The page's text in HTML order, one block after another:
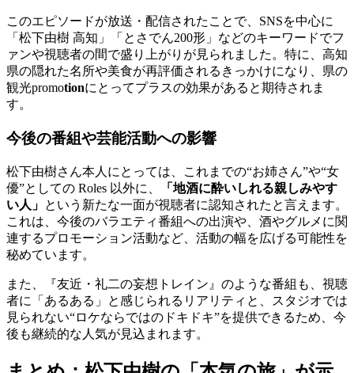
このエピソードが放送・配信されたことで、SNSを中心に
「松下由樹 高知」「とさでん200形」などのキーワードでフ
ァンや視聴者の間で盛り上がりが見られました。特に、高知
県の隠れた名所や美食が再評価されるきっかけになり、県の
観光promotionにとってプラスの効果があると期待されま
す。
今後の番組や芸能活動への影響
松下由樹さん本人にとっては、これまでの“お姉さん”や“女
優”としての Roles 以外に、
「地酒に酔いしれる親しみやす
い人」 という新たな一面が視聴者に認知されたと言えます。
これは、今後のバラエティ番組への出演や、酒やグルメに関
連するプロモーション活動など、活動の幅を広げる可能性を
秘めています。
また、『友近・礼二の妄想トレイン』のような番組も、視聴
者に「あるある」と感じられるリアリティと、スタジオでは
見られない“ロケならではのドキドキ”を提供できるため、今
後も継続的な人気が見込まれます。